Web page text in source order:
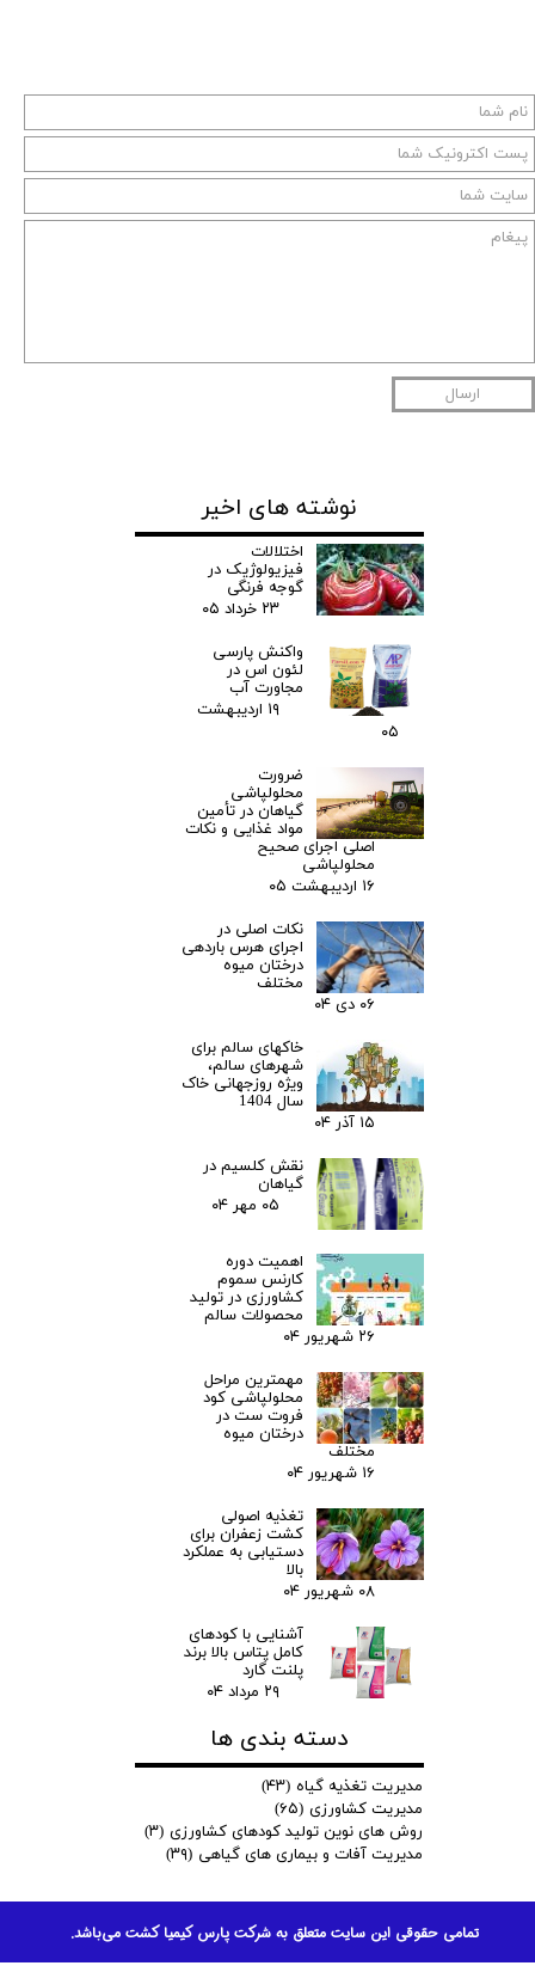
ارسال
نوشته های اخیر
اختلالات
فیزیولوژیک در
گوجه فرنگی
۲۳ خرداد ۰۵
واکنش پارسی
لئون اس در
مجاورت آب
۱۹ اردیبهشت
۰۵
ضرورت
محلولپاشی
گیاهان در تأمین
مواد غذایی و نکات
اصلی اجرای صحیح
محلولپاشی
۱۶ اردیبهشت ۰۵
نکات اصلی در
اجرای هرس باردهی
درختان میوه
مختلف
۰۶ دی ۰۴
خاکهای سالم برای
شهرهای سالم،
ویژه روزجهانی خاک
سال 1404
۱۵ آذر ۰۴
نقش کلسیم در
گیاهان
۰۵ مهر ۰۴
اهمیت دوره
کارنس سموم
کشاورزی در تولید
محصولات سالم
۲۶ شهریور ۰۴
مهمترین مراحل
محلولپاشی کود
فروت ست در
درختان میوه
مختلف
۱۶ شهریور ۰۴
تغذیه اصولی
کشت زعفران برای
دستیابی به عملکرد
بالا
۰۸ شهریور ۰۴
آشنایی با کودهای
کامل پتاس بالا برند
پلنت گارد
۲۹ مرداد ۰۴
دسته بندی ها
مدیریت تغذیه گیاه (۴۳)
مدیریت کشاورزی (۶۵)
روش های نوین تولید کودهای کشاورزی (۳)
مدیریت آفات و بیماری های گیاهی (۳۹)
تمامی حقوقی این سایت متعلق به شرکت پارس کیمیا کشت می‌باشد.